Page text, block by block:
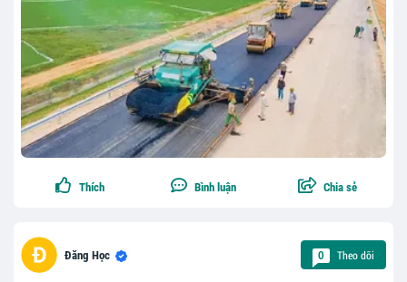
Thích Bình luận Chia sẻ
Đăng Học 0 Theo dõi